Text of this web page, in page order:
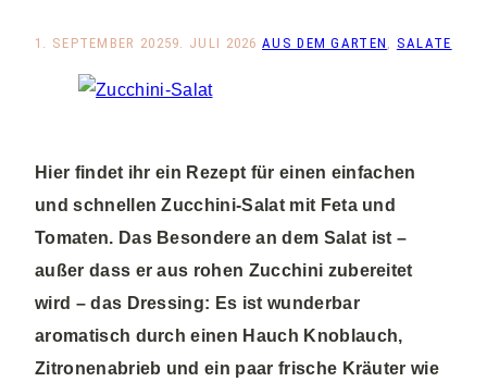
1. SEPTEMBER 20259. JULI 2026 AUS DEM GARTEN , SALATE
Hier findet ihr ein Rezept für einen einfachen
und schnellen Zucchini-Salat mit Feta und
Tomaten. Das Besondere an dem Salat ist –
außer dass er aus rohen Zucchini zubereitet
wird – das Dressing: Es ist wunderbar
aromatisch durch einen Hauch Knoblauch,
Zitronenabrieb und ein paar frische Kräuter wie